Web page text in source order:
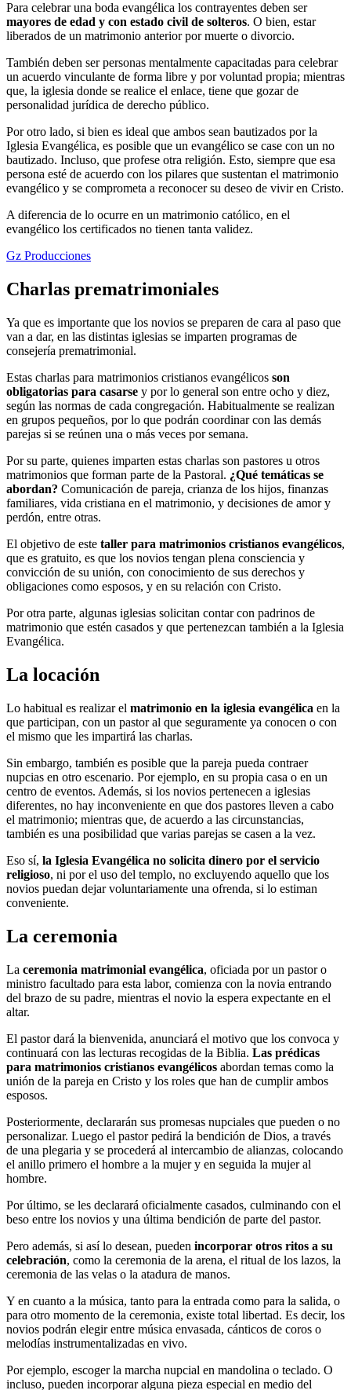
Para celebrar una boda evangélica los contrayentes deben ser
mayores de edad y con estado civil de solteros. O bien, estar
liberados de un matrimonio anterior por muerte o divorcio.
También deben ser personas mentalmente capacitadas para celebrar
un acuerdo vinculante de forma libre y por voluntad propia; mientras
que, la iglesia donde se realice el enlace, tiene que gozar de
personalidad jurídica de derecho público.
Por otro lado, si bien es ideal que ambos sean bautizados por la
Iglesia Evangélica, es posible que un evangélico se case con un no
bautizado. Incluso, que profese otra religión. Esto, siempre que esa
persona esté de acuerdo con los pilares que sustentan el matrimonio
evangélico y se comprometa a reconocer su deseo de vivir en Cristo.
A diferencia de lo ocurre en un matrimonio católico, en el
evangélico los certificados no tienen tanta validez.
Gz Producciones
Charlas prematrimoniales
Ya que es importante que los novios se preparen de cara al paso que
van a dar, en las distintas iglesias se imparten programas de
consejería prematrimonial.
Estas charlas para matrimonios cristianos evangélicos son
obligatorias para casarse y por lo general son entre ocho y diez,
según las normas de cada congregación. Habitualmente se realizan
en grupos pequeños, por lo que podrán coordinar con las demás
parejas si se reúnen una o más veces por semana.
Por su parte, quienes imparten estas charlas son pastores u otros
matrimonios que forman parte de la Pastoral. ¿Qué temáticas se
abordan? Comunicación de pareja, crianza de los hijos, finanzas
familiares, vida cristiana en el matrimonio, y decisiones de amor y
perdón, entre otras.
El objetivo de este taller para matrimonios cristianos evangélicos,
que es gratuito, es que los novios tengan plena consciencia y
convicción de su unión, con conocimiento de sus derechos y
obligaciones como esposos, y en su relación con Cristo.
Por otra parte, algunas iglesias solicitan contar con padrinos de
matrimonio que estén casados y que pertenezcan también a la Iglesia
Evangélica.
La locación
Lo habitual es realizar el matrimonio en la iglesia evangélica en la
que participan, con un pastor al que seguramente ya conocen o con
el mismo que les impartirá las charlas.
Sin embargo, también es posible que la pareja pueda contraer
nupcias en otro escenario. Por ejemplo, en su propia casa o en un
centro de eventos. Además, si los novios pertenecen a iglesias
diferentes, no hay inconveniente en que dos pastores lleven a cabo
el matrimonio; mientras que, de acuerdo a las circunstancias,
también es una posibilidad que varias parejas se casen a la vez.
Eso sí, la Iglesia Evangélica no solicita dinero por el servicio
religioso, ni por el uso del templo, no excluyendo aquello que los
novios puedan dejar voluntariamente una ofrenda, si lo estiman
conveniente.
La ceremonia
La ceremonia matrimonial evangélica, oficiada por un pastor o
ministro facultado para esta labor, comienza con la novia entrando
del brazo de su padre, mientras el novio la espera expectante en el
altar.
El pastor dará la bienvenida, anunciará el motivo que los convoca y
continuará con las lecturas recogidas de la Biblia. Las prédicas
para matrimonios cristianos evangélicos abordan temas como la
unión de la pareja en Cristo y los roles que han de cumplir ambos
esposos.
Posteriormente, declararán sus promesas nupciales que pueden o no
personalizar. Luego el pastor pedirá la bendición de Dios, a través
de una plegaria y se procederá al intercambio de alianzas, colocando
el anillo primero el hombre a la mujer y en seguida la mujer al
hombre.
Por último, se les declarará oficialmente casados, culminando con el
beso entre los novios y una última bendición de parte del pastor.
Pero además, si así lo desean, pueden incorporar otros ritos a su
celebración, como la ceremonia de la arena, el ritual de los lazos, la
ceremonia de las velas o la atadura de manos.
Y en cuanto a la música, tanto para la entrada como para la salida, o
para otro momento de la ceremonia, existe total libertad. Es decir, los
novios podrán elegir entre música envasada, cánticos de coros o
melodías instrumentalizadas en vivo.
Por ejemplo, escoger la marcha nupcial en mandolina o teclado. O
incluso, pueden incorporar alguna pieza especial en medio del